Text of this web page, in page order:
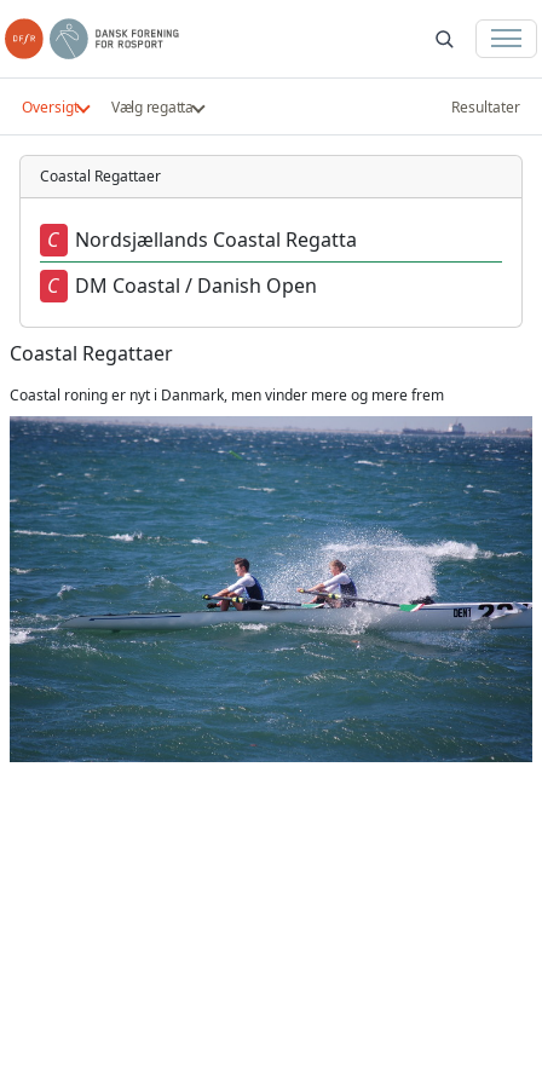
Oversigt Vælg regatta Resultater
Coastal Regattaer
Nordsjællands Coastal Regatta
DM Coastal / Danish Open
Coastal Regattaer
Coastal roning er nyt i Danmark, men vinder mere og mere frem